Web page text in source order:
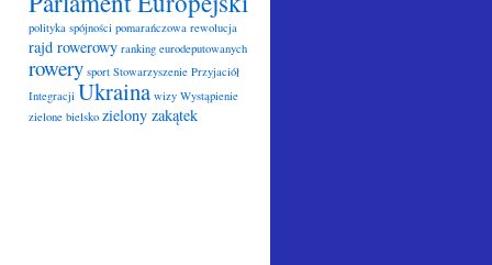
polityka spójności pomarańczowa rewolucja
rajd rowerowy ranking eurodeputowanych
rowery sport Stowarzyszenie Przyjaciół
Integracji Ukraina wizy Wystąpienie
zielone bielsko zielony zakątek